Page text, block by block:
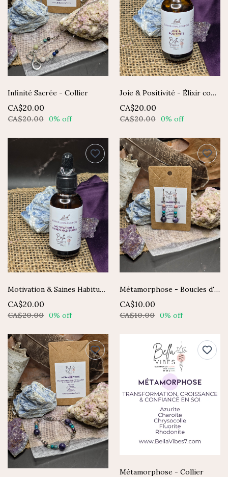
Infinité Sacrée - Collier
CA$20.00
CA$20.00 0% off
Joie & Positivité - Élixir composé Fleurs de Bach
CA$20.00
CA$20.00 0% off
Motivation & Saines Habitudes - Élixir composé Fleurs de Bach
CA$20.00
CA$20.00 0% off
Métamorphose - Boucles d'oreilles
CA$10.00
CA$10.00 0% off
Métamorphose - Collier